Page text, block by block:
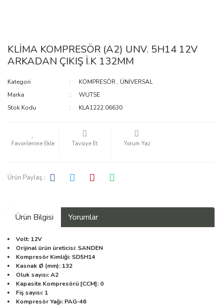
KLİMA KOMPRESÖR (A2) UNV. 5H14 12V
ARKADAN ÇIKIŞ İ.K 132MM
Kategori KOMPRESÖR , ÜNİVERSAL
Marka
WUTSE
Stok Kodu
KLA1222.06630
Tavsiye Et Yorum Yaz
Ürün Paylaş :
Ürün Bilgisi Yorumlar
Volt: 12V
Orijinal ürün üreticisi: SANDEN
Kompresör Kimliği: SD5H14
Kasnak Ø (mm): 132
Oluk sayısı: A2
Kapasite Kompresörü [CCM]: 0
Fiş sayısı: 1
Kompresör Yağı: PAG-46